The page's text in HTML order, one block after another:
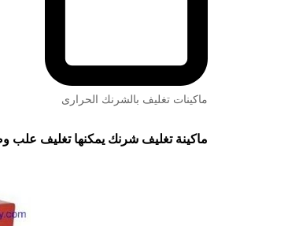
ماكينات تغليف بالشرنك الحرارى
ماكينة تغليف شرنك يمكنها تغليف علب